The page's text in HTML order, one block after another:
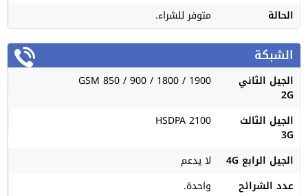
الحالة
متوفر للشراء.
الشبكة
الجيل الثاني
2G
GSM 850 / 900 / 1800 / 1900
الجيل الثالث
3G
HSDPA 2100
الجيل الرابع 4G
لا يدعم
عدد الشرائح
واحدة.